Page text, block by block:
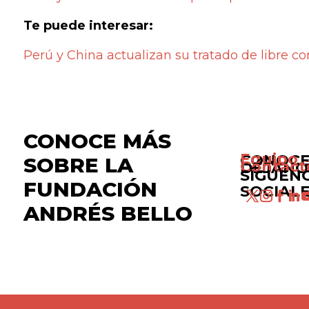
Te puede interesar:
Perú y China actualizan su tratado de libre
CONOCE MÁS
SOBRE LA
FUNDACIÓN
ANDRÉS BELLO
Equipo